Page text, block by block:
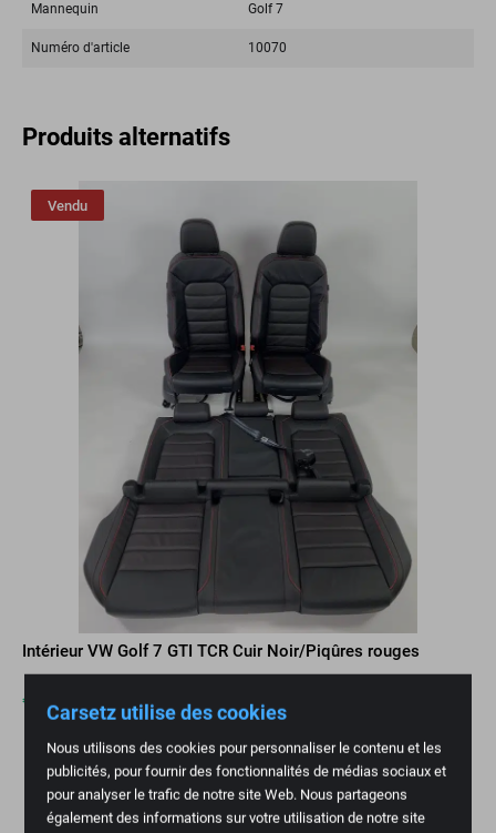
Carsetz utilise des cookies
Nous utilisons des cookies pour personnaliser le contenu et les
publicités, pour fournir des fonctionnalités de médias sociaux et
pour analyser le trafic de notre site Web. Nous partageons
également des informations sur votre utilisation de notre site
Mannequin Golf 7
Numéro d'article 10070
Produits alternatifs
Vendu
Intérieur VW Golf 7 GTI TCR Cuir Noir/Piqûres rouges
€ 2.700,00
Vendu